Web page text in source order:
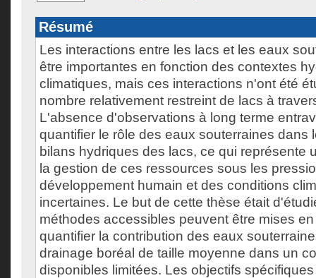
Résumé
Les interactions entre les lacs et les eaux
être importantes en fonction des contextes
climatiques, mais ces interactions n'ont été
nombre relativement restreint de lacs à
L'absence d'observations à long terme
quantifier le rôle des eaux souterraines dans
bilans hydriques des lacs, ce qui représente
la gestion de ces ressources sous les
développement humain et des conditions
incertaines. Le but de cette thèse était
méthodes accessibles peuvent être mises
quantifier la contribution des eaux
drainage boréal de taille moyenne dans un
disponibles limitées. Les objectifs